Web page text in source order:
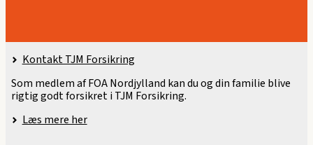
Kontakt TJM Forsikring
Som medlem af FOA Nordjylland kan du og din familie blive
rigtig godt forsikret i TJM Forsikring.
Læs mere her